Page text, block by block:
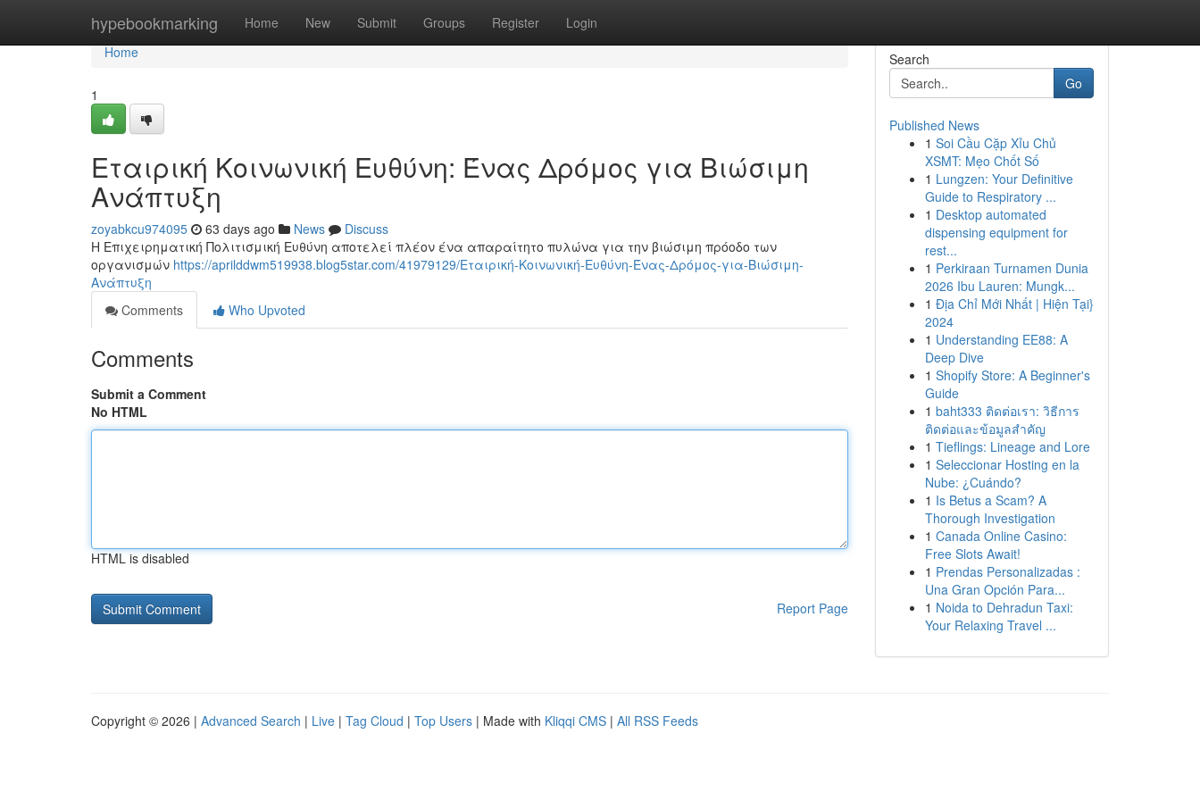
hypebookmarking Home New Submit Groups Register Login
Home
Home
1
Εταιρική Κοινωνική Ευθύνη: Ένας Δρόμος για Βιώσιμη
Ανάπτυξη
zoyabkcu974095 63 days ago News
Discuss
Η Επιχειρηματική Πολιτισμική Ευθύνη αποτελεί πλέον ένα απαραίτητο πυλώνα για την βιώσιμη πρόοδο των
οργανισμών https://aprilddwm519938.blog5star.com/41979129/Εταιρική-Κοινωνική-Ευθύνη-Ένας-Δρόμος-για-Βιώσιμη-
Ανάπτυξη
Comments
Who Upvoted
Comments
Submit a Comment
No HTML
HTML is disabled
Report Page
Search
Go
Published News
1 Soi Cầu Cặp Xỉu Chủ
XSMT: Mẹo Chốt Số
1 Lungzen: Your Definitive
Guide to Respiratory ...
1 Desktop automated
dispensing equipment for
rest...
1 Perkiraan Turnamen Dunia
2026 Ibu Lauren: Mungk...
1 Địa Chỉ Mới Nhất | Hiện Tại}
2024
1 Understanding EE88: A
Deep Dive
1 Shopify Store: A Beginner's
Guide
1 baht333 ติดต่อเรา: วิธีการ
ติดต่อและข้อมูลสำคัญ
1 Tieflings: Lineage and Lore
1 Seleccionar Hosting en la
Nube: ¿Cuándo?
1 Is Betus a Scam? A
Thorough Investigation
1 Canada Online Casino:
Free Slots Await!
1 Prendas Personalizadas :
Una Gran Opción Para...
1 Noida to Dehradun Taxi:
Your Relaxing Travel ...
Copyright © 2026 | Advanced Search | Live | Tag Cloud | Top Users | Made with Kliqqi CMS | All RSS Feeds